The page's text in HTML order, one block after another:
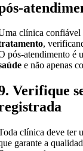
clínica
,
pós-atendimento é
e não apenas
Verifique
clínica deve ter
garante a